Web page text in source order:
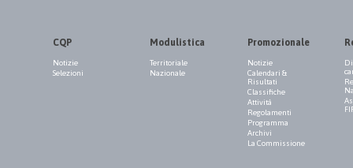
CQP
Notizie
Selezioni
Modulistica
Territoriale
Nazionale
Promozionale
Notizie
Calendari &
Risultati
Classifiche
Attività
Regolamenti
Programma
Archivi
La Commissione